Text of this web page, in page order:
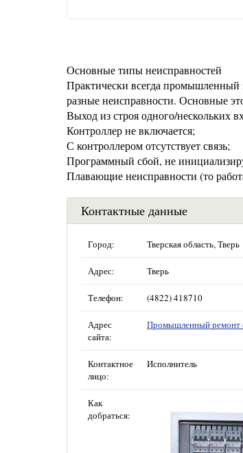
Основные типы неисправностей
Практически всегда промышленный
разные неисправности. Основные
Выход из строя одного/нескольких
Контроллер не включается;
С контроллером отсутствует связь;
Программный сбой, не
Плавающие неисправности (то
Контактные данные
Город: Тверская область, Тверь
Адрес: Тверь
Телефон: (4822) 418710
Адрес
сайта:
Промышленный ремонт
Контактное
лицо:
Исполнитель
Как
добраться: